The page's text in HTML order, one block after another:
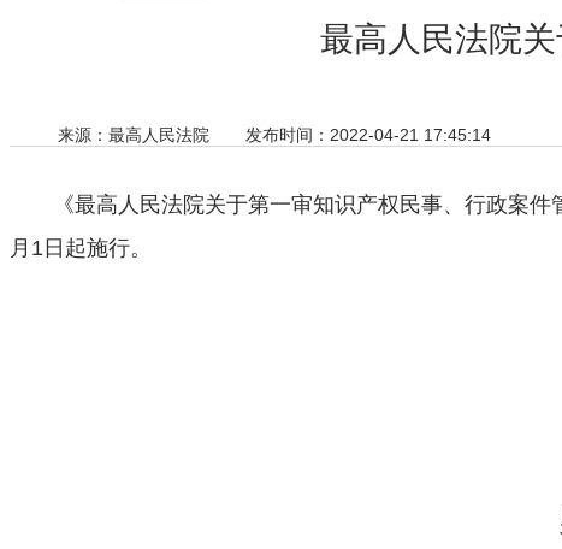
最高人民法院
来源：最高人民法院 发布时间：2022-04-21 17:45:14
《最高人民法院关于第一审知识产权民事、行政案件
月1日起施行。